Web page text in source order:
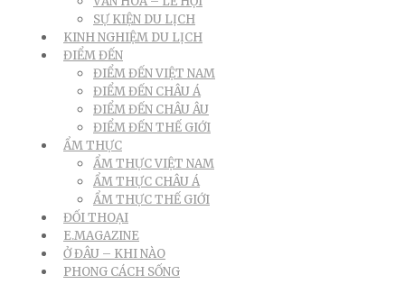
SỰ KIỆN DU LỊCH
KINH NGHIỆM DU LỊCH
ĐIỂM ĐẾN
ĐIỂM ĐẾN VIỆT NAM
ĐIỂM ĐẾN CHÂU Á
ĐIỂM ĐẾN CHÂU ÂU
ĐIỂM ĐẾN THẾ GIỚI
ẨM THỰC
ẨM THỰC VIỆT NAM
ẨM THỰC CHÂU Á
ẨM THỰC THẾ GIỚI
ĐỐI THOẠI
E.MAGAZINE
Ở ĐÂU – KHI NÀO
PHONG CÁCH SỐNG